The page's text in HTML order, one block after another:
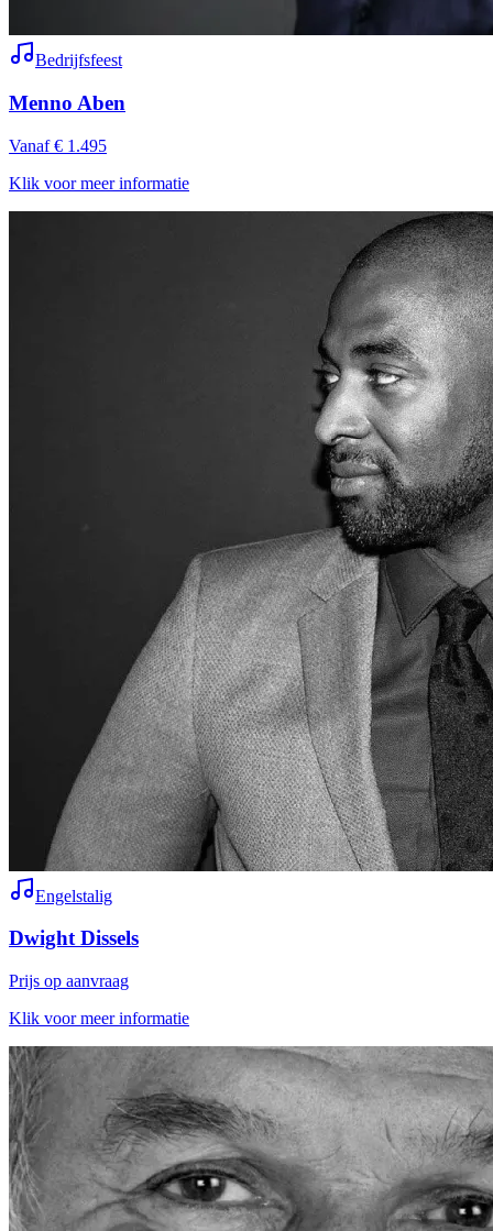
Bedrijfsfeest
Menno Aben
Vanaf € 1.495
Klik voor meer informatie
Engelstalig
Dwight Dissels
Prijs op aanvraag
Klik voor meer informatie